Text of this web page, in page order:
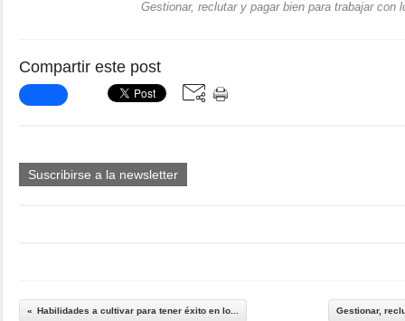
Gestionar, reclutar y pagar bien para trabajar con
Compartir este post
Suscribirse a la newsletter
Habilidades a cultivar para tener éxito en lo... Gestionar,